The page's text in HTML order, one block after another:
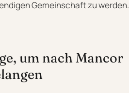
Gemeinschaft zu werden.
um nach Mancor